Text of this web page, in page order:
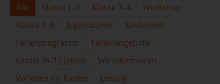
Alle Klasse 1–2 Klasse 3–4
Workshop
Klasse 5–6
Jugendszene
Kinderwelt
Ferienprogramm
Ferienangebote
Kinder (6–12 Jahre)
Wir informieren
Vorlesen für Kinder
Lesung